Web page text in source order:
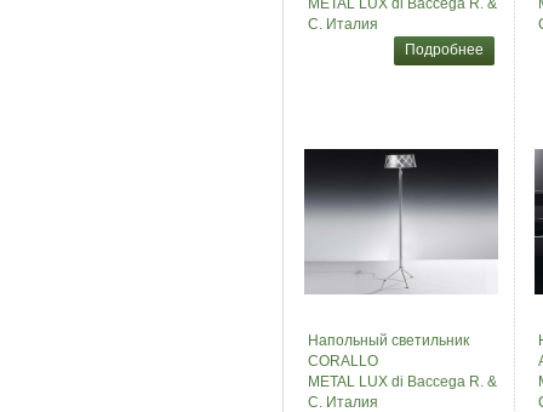
METAL LUX di Baccega R. &
C. Италия
Подробнее
Напольный светильник
CORALLO
METAL LUX di Baccega R. &
C. Италия